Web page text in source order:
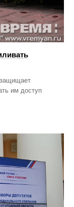
им доступ